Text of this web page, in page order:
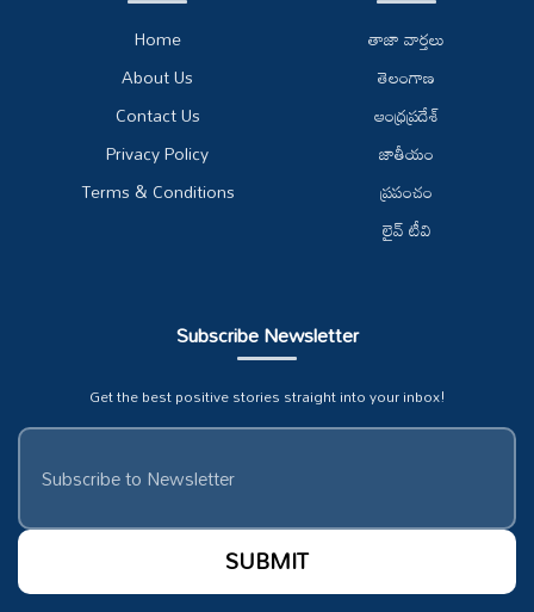
Home
About Us
Contact Us
Privacy Policy
Terms & Conditions
తాజా వార్తలు
తెలంగాణ
ఆంధ్రప్రదేశ్
జాతీయం
ప్రపంచం
లైవ్ టీవి
Subscribe Newsletter
Get the best positive stories straight into your inbox!